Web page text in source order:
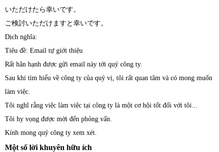
いただけたら幸いです。
ご検討いただけますと幸いです。
Dịch nghĩa:
Tiêu đề: Email tự giới thiệu
Rất hân hạnh được gửi email này tới quý công ty.
Sau khi tìm hiểu về công ty của quý vị, tôi rất quan tâm và có mong muốn
làm việc.
Tôi nghĩ rằng việc làm việc tại công ty là một cơ hội tốt đối với tôi...
Tôi hy vọng được mời đến phỏng vấn.
Kính mong quý công ty xem xét.
Một số lời khuyên hữu ích